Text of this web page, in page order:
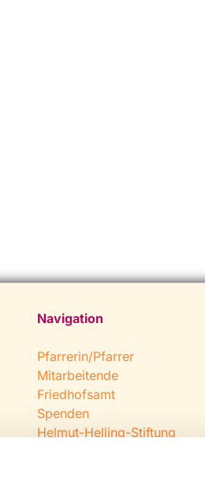
Navigation
Pfarrerin/Pfarrer
Mitarbeitende
Friedhofsamt
Spenden
Helmut-Helling-Stiftung